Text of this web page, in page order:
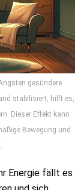
gesündere
stabilisiert, hilft es,
Dieser Effekt kann
Bewegung und
Energie fällt es